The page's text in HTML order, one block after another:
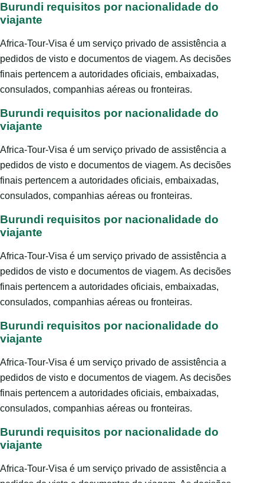
Burundi requisitos por nacionalidade do
viajante
Africa-Tour-Visa é um serviço privado de assistência a
pedidos de visto e documentos de viagem. As decisões
finais pertencem a autoridades oficiais, embaixadas,
consulados, companhias aéreas ou fronteiras.
Burundi requisitos por nacionalidade do
viajante
Africa-Tour-Visa é um serviço privado de assistência a
pedidos de visto e documentos de viagem. As decisões
finais pertencem a autoridades oficiais, embaixadas,
consulados, companhias aéreas ou fronteiras.
Burundi requisitos por nacionalidade do
viajante
Africa-Tour-Visa é um serviço privado de assistência a
pedidos de visto e documentos de viagem. As decisões
finais pertencem a autoridades oficiais, embaixadas,
consulados, companhias aéreas ou fronteiras.
Burundi requisitos por nacionalidade do
viajante
Africa-Tour-Visa é um serviço privado de assistência a
pedidos de visto e documentos de viagem. As decisões
finais pertencem a autoridades oficiais, embaixadas,
consulados, companhias aéreas ou fronteiras.
Burundi requisitos por nacionalidade do
viajante
Africa-Tour-Visa é um serviço privado de assistência a